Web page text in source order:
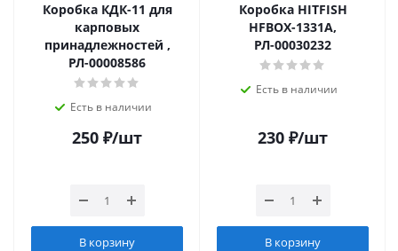
Коробка КДК-11 для
карповых
принадлежностей ,
РЛ-00008586
Есть в наличии
250 ₽/шт
В корзину
Коробка HITFISH
HFBOX-1331A,
РЛ-00030232
Есть в наличии
230 ₽/шт
В корзину